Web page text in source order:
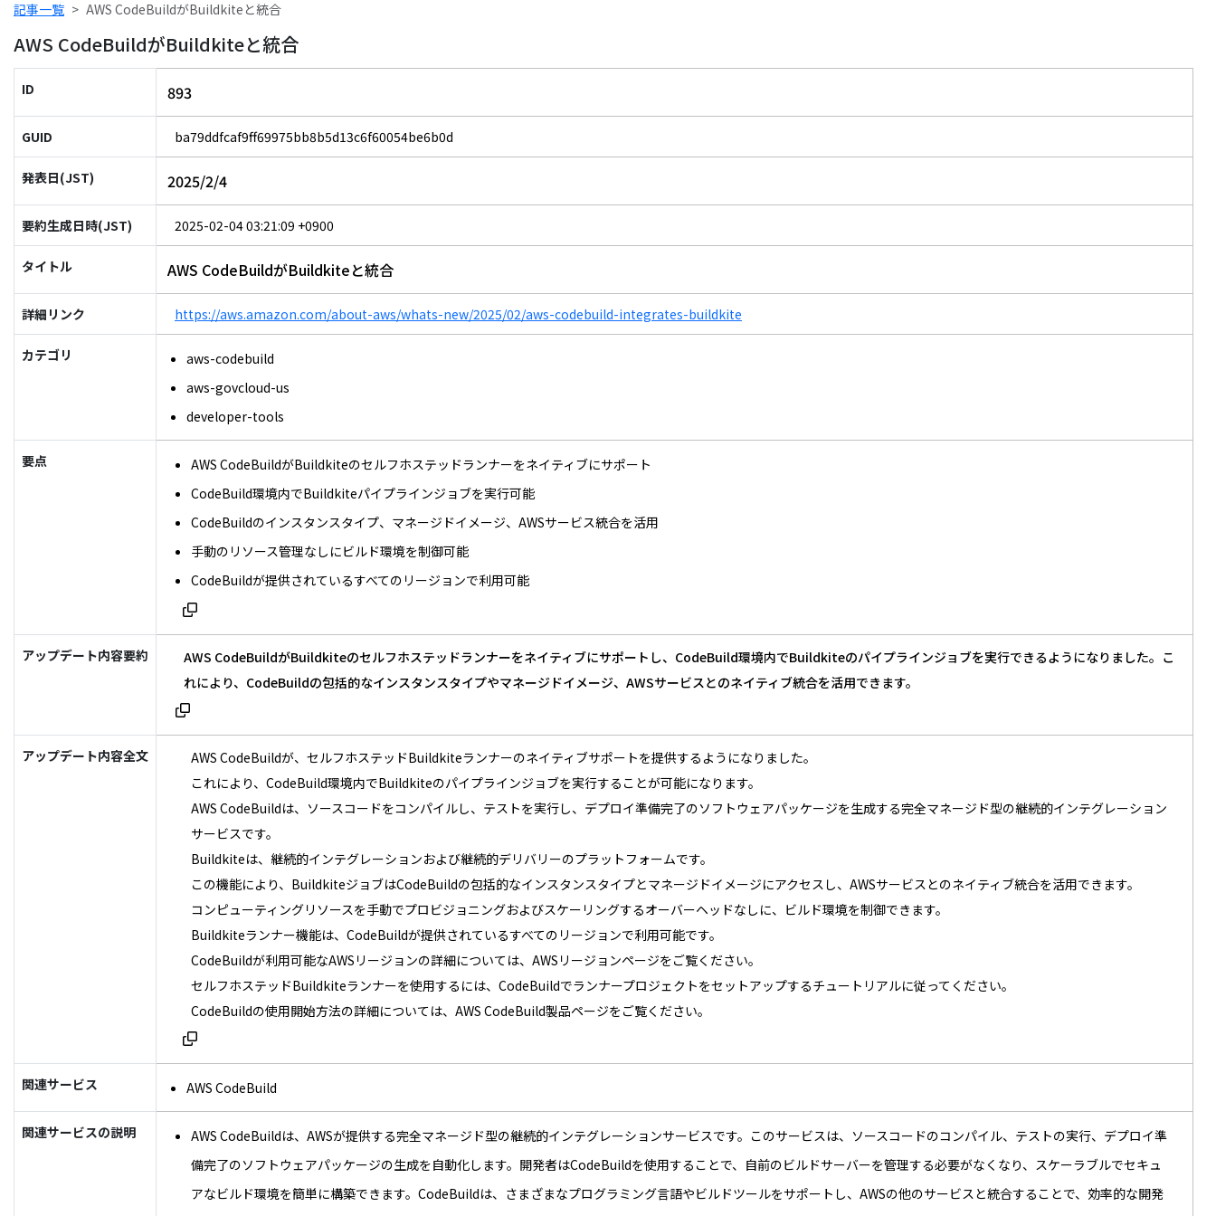
記事一覧 AWS CodeBuildがBuildkiteと統合
AWS CodeBuildがBuildkiteと統合
ID 893
GUID ba79ddfcaf9ff69975bb8b5d13c6f60054be6b0d
発表日(JST) 2025/2/4
要約生成日時(JST) 2025-02-04 03:21:09 +0900
タイトル AWS CodeBuildがBuildkiteと統合
詳細リンク https://aws.amazon.com/about-aws/whats-new/2025/02/aws-codebuild-integrates-buildkite
カテゴリ
aws-codebuild
aws-govcloud-us
developer-tools
要点
AWS CodeBuildがBuildkiteのセルフホステッドランナーをネイティブにサポート
CodeBuild環境内でBuildkiteパイプラインジョブを実行可能
CodeBuildのインスタンスタイプ、マネージドイメージ、AWSサービス統合を活用
手動のリソース管理なしにビルド環境を制御可能
CodeBuildが提供されているすべてのリージョンで利用可能
アップデート内容要約
AWS CodeBuildがBuildkiteのセルフホステッドランナーをネイティブにサポートし、CodeBuild環境内でBuildkiteのパイプラインジョブを実行できるようになりました。こ
れにより、CodeBuildの包括的なインスタンスタイプやマネージドイメージ、AWSサービスとのネイティブ統合を活用できます。
アップデート内容全文
AWS CodeBuildが、セルフホステッドBuildkiteランナーのネイティブサポートを提供するようになりました。
これにより、CodeBuild環境内でBuildkiteのパイプラインジョブを実行することが可能になります。
AWS CodeBuildは、ソースコードをコンパイルし、テストを実行し、デプロイ準備完了のソフトウェアパッケージを生成する完全マネージド型の継続的インテグレーション
サービスです。
Buildkiteは、継続的インテグレーションおよび継続的デリバリーのプラットフォームです。
この機能により、BuildkiteジョブはCodeBuildの包括的なインスタンスタイプとマネージドイメージにアクセスし、AWSサービスとのネイティブ統合を活用できます。
コンピューティングリソースを手動でプロビジョニングおよびスケーリングするオーバーヘッドなしに、ビルド環境を制御できます。
Buildkiteランナー機能は、CodeBuildが提供されているすべてのリージョンで利用可能です。
CodeBuildが利用可能なAWSリージョンの詳細については、AWSリージョンページをご覧ください。
セルフホステッドBuildkiteランナーを使用するには、CodeBuildでランナープロジェクトをセットアップするチュートリアルに従ってください。
CodeBuildの使用開始方法の詳細については、AWS CodeBuild製品ページをご覧ください。
関連サービス AWS CodeBuild
関連サービスの説明
AWS CodeBuildは、AWSが提供する完全マネージド型の継続的インテグレーションサービスです。このサービスは、ソースコードのコンパイル、テストの実行、デプロイ準
備完了のソフトウェアパッケージの生成を自動化します。開発者はCodeBuildを使用することで、自前のビルドサーバーを管理する必要がなくなり、スケーラブルでセキュ
アなビルド環境を簡単に構築できます。CodeBuildは、さまざまなプログラミング言語やビルドツールをサポートし、AWSの他のサービスと統合することで、効率的な開発